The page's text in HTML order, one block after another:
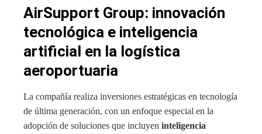
AirSupport Group: innovación
tecnológica e inteligencia
artificial en la logística
aeroportuaria
La compañía realiza inversiones estratégicas en tecnología
de última generación, con un enfoque especial en la
adopción de soluciones que incluyen inteligencia